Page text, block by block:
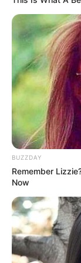
6. Batik
Banyak yang
rupa 2 dimensi
lukis.
BUZZDAY
Remember
Now